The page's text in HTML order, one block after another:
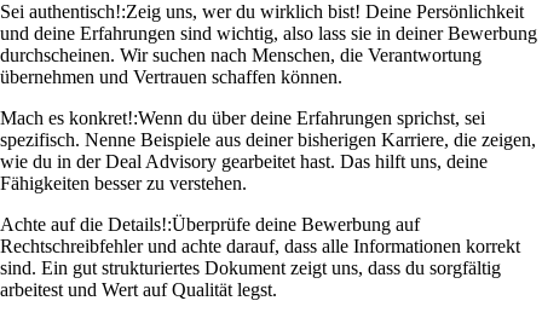
Sei authentisch!:Zeig uns, wer du wirklich bist! Deine Persönlichkeit
und deine Erfahrungen sind wichtig, also lass sie in deiner Bewerbung
durchscheinen. Wir suchen nach Menschen, die Verantwortung
übernehmen und Vertrauen schaffen können.
Mach es konkret!:Wenn du über deine Erfahrungen sprichst, sei
spezifisch. Nenne Beispiele aus deiner bisherigen Karriere, die zeigen,
wie du in der Deal Advisory gearbeitet hast. Das hilft uns, deine
Fähigkeiten besser zu verstehen.
Achte auf die Details!:Überprüfe deine Bewerbung auf
Rechtschreibfehler und achte darauf, dass alle Informationen korrekt
sind. Ein gut strukturiertes Dokument zeigt uns, dass du sorgfältig
arbeitest und Wert auf Qualität legst.